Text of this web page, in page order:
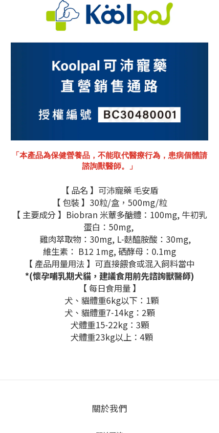
「 本產品為保健營養品，不能取代醫療行為，患病個體請
諮詢獸醫師。
」
【 品名 】可沛寵藥 毛安盾
【 包裝 】 30粒/盒， 500mg/粒
【 主要成分 】 Biobran 米蕈多醣體： 100mg, 牛初乳
蛋白： 50mg,
雞肉萃取物： 30mg, L-麩醯胺酸： 30mg,
維生素： B12 1mg, 硒酵母： 0.1mg
【 產品用量用法 】可直接餵食或混入飼料當中
*(懷孕哺乳期犬貓，建議食用前先諮詢獸醫師)
【 每日食用量 】
犬、貓體重6kg以下： 1顆
犬、貓體重7-14kg： 2顆
犬體重15-22kg： 3顆
犬體重23kg以上： 4顆
關於我們